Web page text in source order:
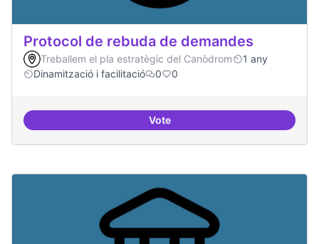
Protocol de rebuda de demandes
Treballem el pla estratègic del Canòdrom
1 any
Dinamització i facilitació
0 0
VoteProtocol de rebuda de demandes